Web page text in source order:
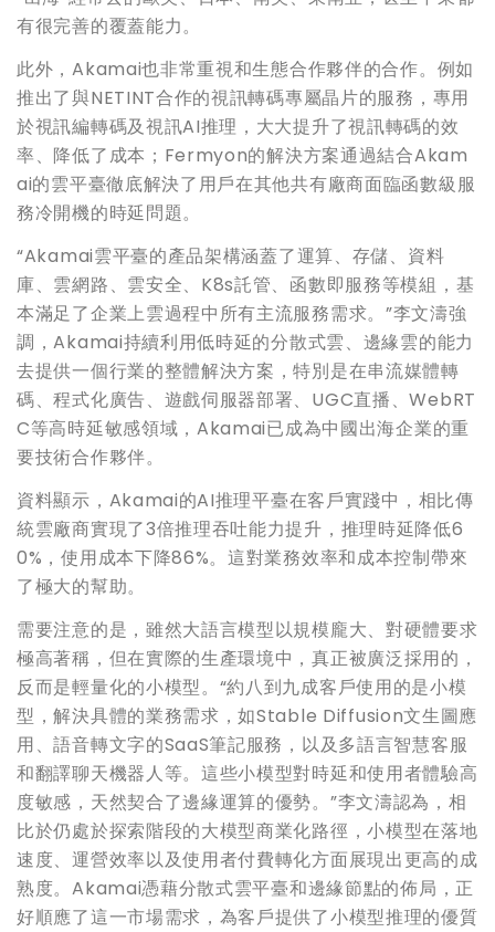
有很完善的覆蓋能力。
此外，Akamai也非常重視和生態合作夥伴的合作。例如
推出了與NETINT合作的視訊轉碼專屬晶片的服務，專用
於視訊編轉碼及視訊AI推理，大大提升了視訊轉碼的效
率、降低了成本；Fermyon的解決方案通過結合Akam
ai的雲平臺徹底解決了用戶在其他共有廠商面臨函數級服
務冷開機的時延問題。
“Akamai雲平臺的產品架構涵蓋了運算、存儲、資料
庫、雲網路、雲安全、K8s託管、函數即服務等模組，基
本滿足了企業上雲過程中所有主流服務需求。”李文濤強
調，Akamai持續利用低時延的分散式雲、邊緣雲的能力
去提供一個行業的整體解決方案，特別是在串流媒體轉
碼、程式化廣告、遊戲伺服器部署、UGC直播、WebRT
C等高時延敏感領域，Akamai已成為中國出海企業的重
要技術合作夥伴。
資料顯示，Akamai的AI推理平臺在客戶實踐中，相比傳
統雲廠商實現了3倍推理吞吐能力提升，推理時延降低6
0%，使用成本下降86%。這對業務效率和成本控制帶來
了極大的幫助。
需要注意的是，雖然大語言模型以規模龐大、對硬體要求
極高著稱，但在實際的生產環境中，真正被廣泛採用的，
反而是輕量化的小模型。“約八到九成客戶使用的是小模
型，解決具體的業務需求，如Stable Diffusion文生圖應
用、語音轉文字的SaaS筆記服務，以及多語言智慧客服
和翻譯聊天機器人等。這些小模型對時延和使用者體驗高
度敏感，天然契合了邊緣運算的優勢。”李文濤認為，相
比於仍處於探索階段的大模型商業化路徑，小模型在落地
速度、運營效率以及使用者付費轉化方面展現出更高的成
熟度。Akamai憑藉分散式雲平臺和邊緣節點的佈局，正
好順應了這一市場需求，為客戶提供了小模型推理的優質